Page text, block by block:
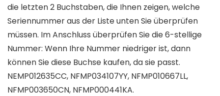
die letzten 2 Buchstaben, die Ihnen zeigen, welche
Seriennummer aus der Liste unten Sie überprüfen
müssen. Im Anschluss überprüfen Sie die 6-stellige
Nummer: Wenn Ihre Nummer niedriger ist, dann
können Sie diese Buchse kaufen, da sie passt.
NEMP012635CC, NFMP034107YY, NFMP010667LL,
NFMP003650CN, NFMP000441KA.